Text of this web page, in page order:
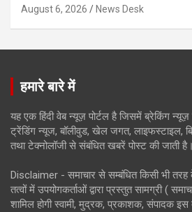
August 6, 2026 News Desk
हमारे बारे में
यह एक हिंदी वेब न्यूज़ पोर्टल है जिसमें ब्रेकिंग
ट्रेंडिंग न्यूज, बॉलीवुड, खेल जगत, लाइफस्टाइल,
तथा टेक्नोलॉजी से संबंधित खबरें पोस्ट की जाती है।
Disclaimer - समाचार से सम्बंधित किसी भी
तत्वों में उपयोगकर्ताओं द्वारा प्रस्तुत सामग्री (
शामिल होगी स्वामी, मुद्रक, प्रकाशक, संपादक